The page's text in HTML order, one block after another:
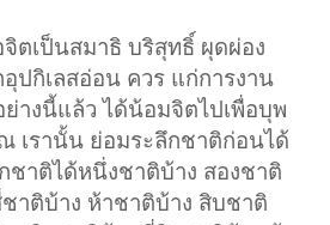
จิตเป็นสมาธิ บริสุทธิ์ ผุดผ่อง
ปกิเลสอ่อน ควร แก่การงาน
างนี้แล้ว ได้น้อมจิตไปเพื่อบุพ
เรานั้น ย่อมระลึกชาติก่อนได้
ชาติได้หนึ่งชาติบ้าง สองชาติ
าติบ้าง ห้าชาติบ้าง สิบชาติ